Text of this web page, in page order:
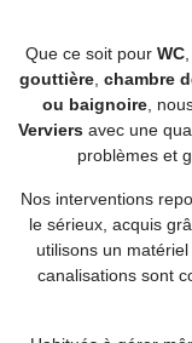
Que ce soit pour WC,
gouttière, chambre
ou baignoire,
Verviers avec une
problèmes et
Nos interventions
le sérieux, acquis
utilisons un
canalisations sont